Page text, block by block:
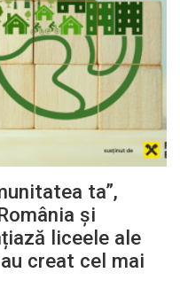
ta”,
și
liceele ale
creat cel mai